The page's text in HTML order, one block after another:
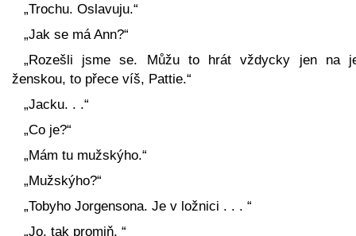
„Trochu. Oslavuju.“
„Jak se má Ann?“
„Rozešli jsme se. Můžu to hrát vždycky jen na
ženskou, to přece víš, Pattie.“
„Jacku. . .“
„Co je?“
„Mám tu mužskýho.“
„Mužskýho?“
„Tobyho Jorgensona. Je v ložnici . . . “
„Jo, tak promiň. “